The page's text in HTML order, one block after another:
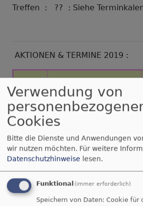
Treffen : ?? : Siehe
AKTIONEN & TERMINE 2019 :
17.3. Kinderkleiderbasar
Verwendung von
Cookies
Bitte die Dienste und Anwendungen
wir nutzen möchten. Für weitere
Datenschutzhinweise lesen.
Funktional (immer erforderlich)
Speichern von Daten: Cookie für